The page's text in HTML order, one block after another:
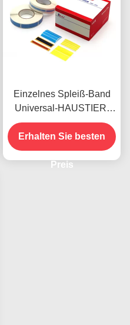
Einzelnes Spleiß-Band
Universal-HAUSTIER-
SMTs für
Fördermaschinen-Band
Erhalten Sie besten
Preis